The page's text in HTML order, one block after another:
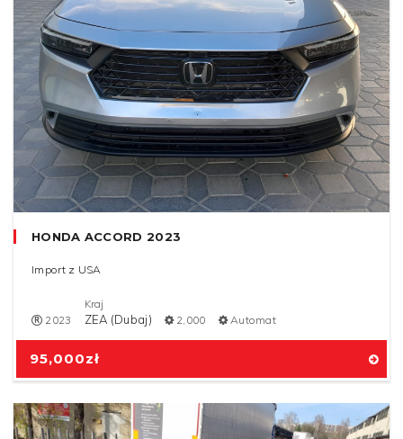
95,000zł
HONDA ACCORD 2023
Import z USA
2023
Kraj
ZEA (Dubaj) 2,000 Automat